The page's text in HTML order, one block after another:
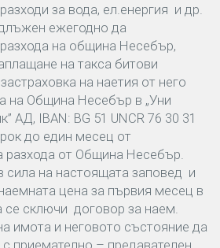
за вода, ел.енергия и др.
ежегодно да
на община Несебър,
на такса битови
на наетия от него
на Община Несебър в „Уни
АД, IBAN: BG 51 UNCR 76 30 31
до един месец от
разхода от Община Несебър.
сила на настоящата заповед и
цена за първия месец в
се сключи договор за наем.
имота и неговото състояние да
приемателно – предавателен